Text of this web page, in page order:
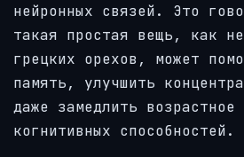
нейронных связей. Это
такая простая вещь, как
грецких орехов, может
память, улучшить
даже замедлить возрастное
когнитивных способностей.